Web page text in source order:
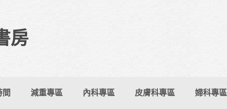
房
間 減重專區 內科專區 皮膚科專區 婦科專區